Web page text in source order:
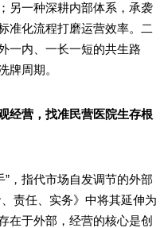
另一种深耕内部体系，承袭
准化流程打磨运营效率。二
一内、一长一短的共生路
牌周期。
经营，找准民营医院生存根
指代市场自发调节的外部
责任、实务》中将其延伸为
在于外部，经营的核心是创